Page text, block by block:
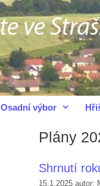
Osadní výbor
Plány
Shrnutí
15.1.2025 autor: